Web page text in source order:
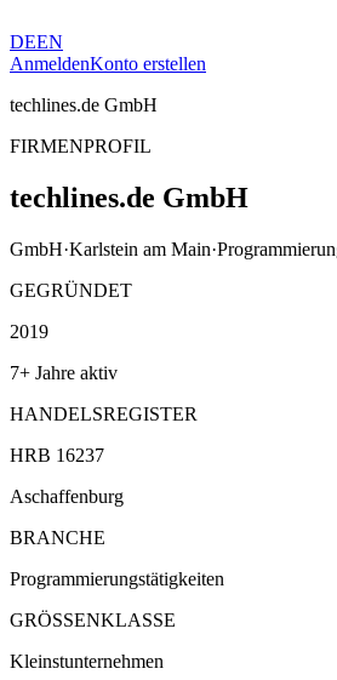
DEEN
AnmeldenKonto erstellen
techlines.de GmbH
FIRMENPROFIL
techlines.de GmbH
GmbH·Karlstein am Main·
GEGRÜNDET
2019
7+ Jahre aktiv
HANDELSREGISTER
HRB 16237
Aschaffenburg
BRANCHE
Programmierungstätigkeiten
GRÖSSENKLASSE
Kleinstunternehmen